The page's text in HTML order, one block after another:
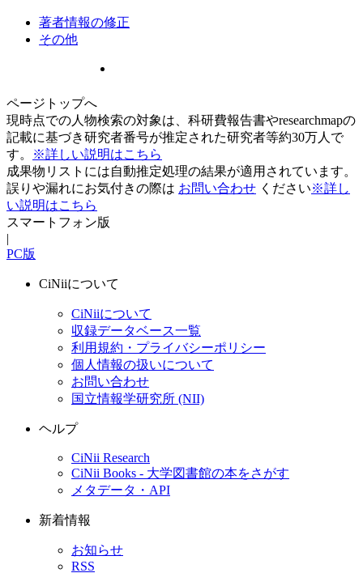
著者情報の修正
その他
ページトップへ
現時点での人物検索の対象は、科研費報告書やresearchmapの
記載に基づき研究者番号が推定された研究者等約30万人で
す。
※詳しい説明はこちら
成果物リストには自動推定処理の結果が適用されています。
誤りや漏れにお気付きの際は お問い合わせ ください※詳し
い説明はこちら
スマートフォン版
|
PC版
CiNiiについて
CiNiiについて
収録データベース一覧
利用規約・プライバシーポリシー
個人情報の扱いについて
お問い合わせ
国立情報学研究所 (NII)
ヘルプ
CiNii Research
CiNii Books - 大学図書館の本をさがす
メタデータ・API
新着情報
お知らせ
RSS